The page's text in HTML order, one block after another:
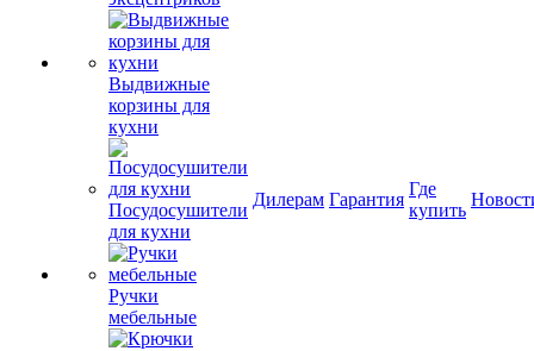
Выдвижные
корзины для
кухни
Посудосушители
для кухни
Ручки
мебельные
Дилерам Гарантия
Где
купить